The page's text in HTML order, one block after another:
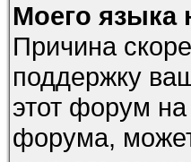
Моего языка
Причина
поддержку
этот форум
форума,